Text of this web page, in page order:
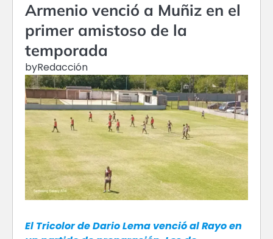
Armenio venció a Muñiz en el
primer amistoso de la
temporada
byRedacción
El Tricolor de Dario Lema venció al Rayo en